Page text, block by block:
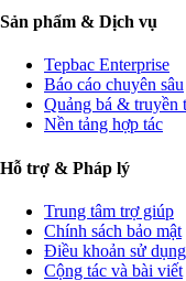
Sản phẩm & Dịch vụ
Tepbac Enterprise
Báo cáo chuyên sâu
Quảng bá & truyền
Nền tảng hợp tác
Hỗ trợ & Pháp lý
Trung tâm trợ giúp
Chính sách bảo mật
Điều khoản sử dụng
Cộng tác và bài viết